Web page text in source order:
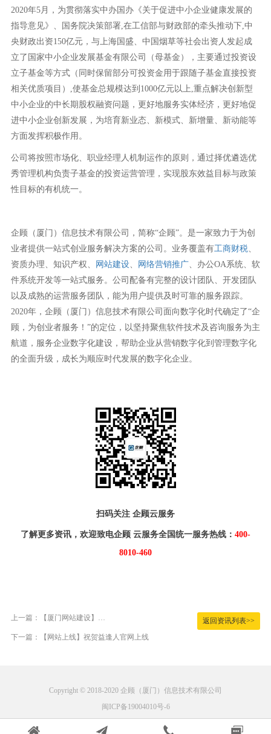
2020年5月，为贯彻落实中办国办《关于促进中小企业健康发展的
指导意见》、国务院决策部署,在工信部与财政部的牵头推动下,中
央财政出资150亿元，与上海国盛、中国烟草等社会出资人发起成
立了国家中小企业发展基金有限公司（母基金），主要通过投资设
立子基金等方式（同时保留部分可投资金用于跟随子基金直接投资
相关优质项目）,使基金总规模达到1000亿元以上,重点解决创新型
中小企业的中长期股权融资问题，更好地服务实体经济，更好地促
进中小企业创新发展，为培育新业态、新模式、新增量、新动能等
方面发挥积极作用。
公司将按照市场化、职业经理人机制运作的原则，通过择优遴选优
秀管理机构负责子基金的投资运营管理，实现股东效益目标与政策
性目标的有机统一。
企顾（厦门）信息技术有限公司，简称“企顾”。是一家致力于为创
业者提供一站式创业服务解决方案的公司。业务覆盖有工商财税、
资质办理、知识产权、
网站建设、 网络营销推广、办公OA系统、软
件系统开发等一站式服务。公司配备有完整的设计团队、开发团队
以及成熟的运营服务团队，能为用户提供及时可靠的服务跟踪。
2020年，企顾（厦门）信息技术有限公司面向数字化时代确定了“企
顾，为创业者服务！”的定位，以坚持聚焦软件技术及咨询服务为主
航道，服务企业数字化建设，帮助企业从营销数字化到管理数字化
的全面升级，成长为顺应时代发展的数字化企业。
扫码关注 企顾云服务
了解更多资讯，欢迎致电企顾 云服务全国统一服务热线： 400-
8010-460
返回资讯列表>>
下一篇：【网站上线】祝贺益逢人官网上线
Copyright © 2018-2020 企顾（厦门）信息技术有限公司
闽ICP备19004010号-6